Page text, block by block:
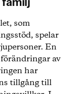
familj
som
spelar
En
av
har
tillgång till